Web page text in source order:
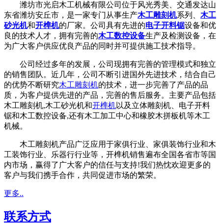
潍坊市光启木工机械有限公司位于风光秀美、交通发达山
东省潍坊安丘市，是一家专门从事生产木工雕刻机系列、 木工
砂光机和开榫机的厂家。公司具有先进的电子开料锯设备和优
良的技术人才，拥有完善的木工数控设备生产及检测设备，在
为广大客户供应优良产品的同时并可提供施工技术指导。
公司经过多年的发展，公司现拥有完善的管理模式和独立
的销售团队。近几年，公司不断引进国外先进技术，结合自己
的优势不断研究木工雕刻机的技术，进一步完善了产品的品
质，为客户提供先进的产品，完善的售后服务。主要产品包括
木工雕刻机,木工砂光机和开榫机以及立体雕刻机、电子开料
锯和木工数控设备,还有木工加工中心和橡胶木拼板机等木工
机械。
木工雕刻机产品广泛应用于家俱行业、家俱装饰行业和木
工装饰行业、乐器行行业等，开榫机销售遍布全国各省市等国
内市场，赢得了广大客户的信任与支持!我们热忱欢迎更多的
客户与我们携手合作，共同促进市场的繁荣。
更多..
联系方式